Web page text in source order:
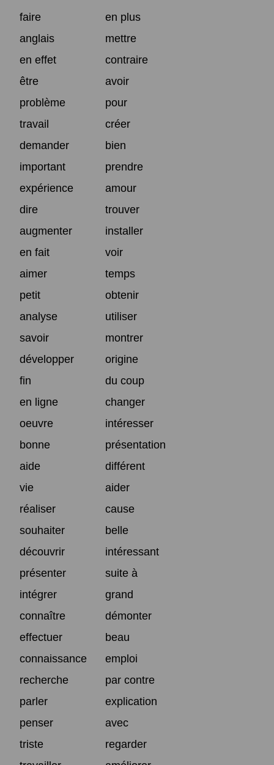
faire
en plus
anglais
mettre
en effet
contraire
être
avoir
problème
pour
travail
créer
demander
bien
important
prendre
expérience
amour
dire
trouver
augmenter
installer
en fait
voir
aimer
temps
petit
obtenir
analyse
utiliser
savoir
montrer
développer
origine
fin
du coup
en ligne
changer
oeuvre
intéresser
bonne
présentation
aide
différent
vie
aider
réaliser
cause
souhaiter
belle
découvrir
intéressant
présenter
suite à
intégrer
grand
connaître
démonter
effectuer
beau
connaissance
emploi
recherche
par contre
parler
explication
penser
avec
triste
regarder